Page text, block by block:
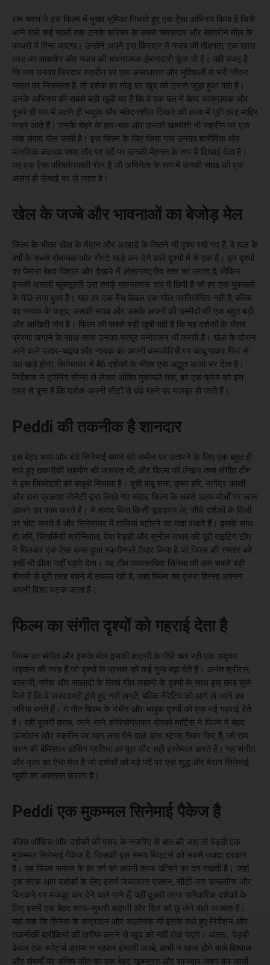
राम चरण ने इस फिल्म में मुख्य भूमिका निभाते हुए एक ऐसा अभिनय किया है जिसे
आने वाले कई सालों तक उनके करियर के सबसे चमकदार और बेहतरीन मील के
पत्थरों में गिना जाएगा। उन्होंने अपने इस किरदार में गजब की तीक्ष्णता, एक खास
तरह का आकर्षण और गजब की भावनात्मक ईमानदारी फूंक दी है। यही वजह है
कि जब उनका किरदार स्क्रीन पर एक असाधारण और मुश्किलों से भरी जीवन
यात्रा पर निकलता है, तो दर्शक हर मोड़ पर खुद को उससे जुड़ा हुआ पाते हैं।
उनके अभिनय की सबसे बड़ी खूबी यह है कि वे एक पल में बेहद आक्रामक और
दूसरे ही पल में उतने ही भावुक और संवेदनशील दिखने की कला में पूरी तरह माहिर
नजर आते हैं। उनके चेहरे के हाव-भाव और उनकी खामोशी भी स्क्रीन पर एक
लंबा संवाद बोल जाती है। इस फिल्म के लिए किया गया उनका शारीरिक और
मानसिक बदलाव साफ तौर पर पर्दे पर उनकी मेहनत के रूप में दिखाई देता है।
यह एक ऐसा परिवर्तनकारी रोल है जो अभिनेता के रूप में उनकी साख को एक
अलग ही ऊंचाई पर ले जाता है।
खेल के जज्बे और भावनाओं का बेजोड़ मेल
फिल्म के भीतर खेल के मैदान और अखाड़े के जितने भी दृश्य रखे गए हैं, वे हाल के
वर्षों के सबसे रोमांचक और रोंगटे खड़े कर देने वाले दृश्यों में से एक हैं। इन दृश्यों
का पैमाना बेहद विशाल और देखने में अंतरराष्ट्रीय स्तर का लगता है, लेकिन
इनकी असली खूबसूरती उस तगड़े भावनात्मक दांव में छिपी है जो हर एक मुकाबले
के पीछे लगा हुआ है। यहां हर एक मैच केवल एक खेल प्रतियोगिता नहीं है, बल्कि
वह नायक के वजूद, उसकी साख और उसके अपनों की उम्मीदों की एक बहुत बड़ी
और आखिरी जंग है। फिल्म की सबसे बड़ी खूबी यही है कि यह दर्शकों के भीतर
प्रेरणा जगाने के साथ-साथ उनका भरपूर मनोरंजन भी करती है। खेल के दौरान
आने वाले उतार-चढ़ाव और नायक का अपनी कमजोरियों पर काबू पाकर फिर से
उठ खड़े होना, सिनेमाघर में बैठे दर्शकों के भीतर एक अद्भुत ऊर्जा भर देता है।
निर्देशक ने ट्रेनिंग सीन्स से लेकर अंतिम मुकाबले तक, हर एक फ्रेम को इस
तरह से बुना है कि दर्शक अपनी सीटों से बंधे रहने पर मजबूर हो जाते हैं।
Peddi की तकनीक है शानदार
इस बेहद भव्य और बड़े सिनेमाई सपने को जमीन पर उतारने के लिए एक बहुत ही
सधे हुए तकनीकी सहयोग की जरूरत थी, और फिल्म की लेखन तथा संगीत टीम
ने इस जिम्मेदारी को बखूबी निभाया है। बुची बाबू सना, कृष्ण हरि, नागेंद्र कासी
और वारा प्रकाश तोलेटी द्वारा लिखे गए संवाद फिल्म के सबसे अहम मोर्चों पर जान
डालने का काम करते हैं। ये संवाद बिना किसी फूहड़पन के, सीधे दर्शकों के दिलों
पर चोट करते हैं और सिनेमाघर में तालियां बटोरने का माद्दा रखते हैं। इसके साथ
ही, हरि, चिंताकिंदी श्रीनिवास, वेमा रेड्डी और सुनील माधव की पूरी राइटिंग टीम
ने मिलकर एक ऐसा कसा हुआ स्क्रीनप्ले तैयार किया है जो फिल्म की रफ्तार को
कहीं भी ढीला नहीं पड़ने देता। यह टीम व्यावसायिक सिनेमा की उस सबसे बड़ी
बीमारी से पूरी तरह बचने में सफल रही है, जहां फिल्म का दूसरा हिस्सा अक्सर
अपनी दिशा भटक जाता है।
फिल्म का संगीत दृश्यों को गहराई देता है
फिल्म का संगीत और इसके बोल इसकी कहानी के पीछे चल रही एक अदृश्य
धड़कन की तरह हैं जो दृश्यों के प्रभाव को कई गुना बढ़ा देते हैं। अनंत श्रीराम,
बालाजी, गणेश और सालादी के लिखे गीत कहानी के दृश्यों के साथ इस तरह घुले-
मिले हैं कि वे जबरदस्ती ठूंसे हुए नहीं लगते, बल्कि नैरेटिव को आगे ले जाने का
जरिया बनते हैं। ये गीत फिल्म के गंभीर और भावुक दृश्यों को एक नई गहराई देते
हैं। वहीं दूसरी तरफ, जाने-माने कोरियोग्राफर बोस्को मार्टिस ने फिल्म में बेहद
ऊर्जावान और स्क्रीन पर आग लगा देने वाले डांस स्टेप्स तैयार किए हैं, जो राम
चरण की बेमिसाल डांसिंग प्रतिभा का पूरा और सही इस्तेमाल करते हैं। यह संगीत
और नृत्य का ऐसा मेल है जो दर्शकों को बड़े पर्दे पर एक शुद्ध और बेदाग सिनेमाई
खुशी का अहसास कराता है।
Peddi एक मुकम्मल सिनेमाई पैकेज है
बॉक्स ऑफिस और दर्शकों की पसंद के नजरिए से बात की जाए तो पेड्डी एक
मुकम्मल सिनेमाई पैकेज है, जिसकी इस समय थिएटर्स को सबसे ज्यादा दरकार
है। यह फिल्म समाज के हर वर्ग को अपनी तरफ खींचने का दम रखती है। जहां
एक तरफ आम दर्शकों के लिए इसमें जबरदस्त एक्शन, सीटी-मार डायलॉग्स और
थिरकने पर मजबूर कर देने वाले गाने हैं, वहीं दूसरी तरफ पारिवारिक दर्शकों के
लिए इसमें एक बेहद साफ-सुथरी कहानी और दिल को छू लेने वाले जज्बात हैं।
यहां तक कि सिनेमा के कद्रदान और आलोचक भी इसके सधे हुए निर्देशन और
तकनीकी बारीकियों की तारीफ करने से खुद को नहीं रोक पाएंगे। अंततः, पेड्डी
केवल एक स्पोर्ट्स ड्रामा न रहकर इंसानी जज्बे, कभी न खत्म होने वाले विश्वास
और संघर्षों पर अंतिम जीत का एक बेहद खूबसूरत और शानदार जश्न बन जाती